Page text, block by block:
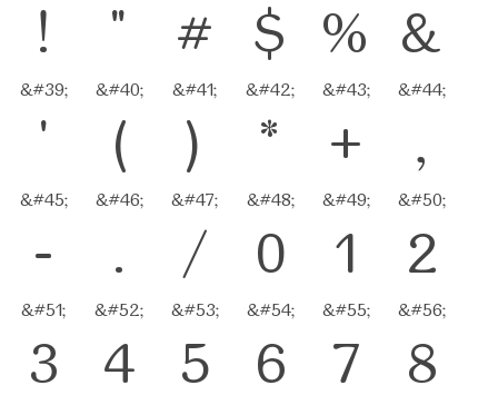
! " # $ % &
&#39;
'
&#40;
(
&#41;
)
&#42;
*
&#43;
+
&#44;
,
&#45;
-
&#46;
.
&#47;
/
&#48;
0
&#49;
1
&#50;
2
&#51;
3
&#52;
4
&#53;
5
&#54;
6
&#55;
7
&#56;
8